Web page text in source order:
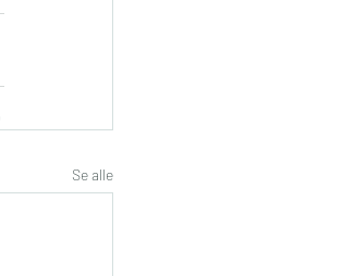
Se alle